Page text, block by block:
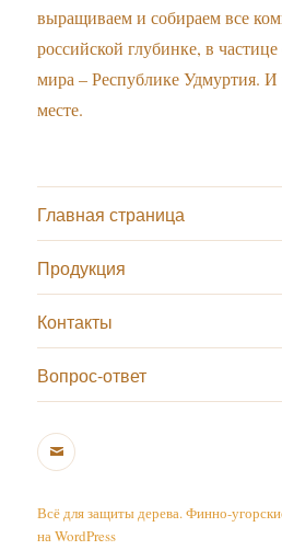
выращиваем и собираем все
российской глубинке, в
мира – Республике Удмуртия. И
месте.
Главная страница
Продукция
Контакты
Вопрос-ответ
E-
Всё для защиты дерева. Финно-
на WordPress